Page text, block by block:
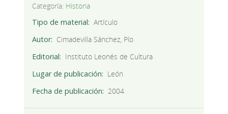
Categoría: Historia
Tipo de material
Artículo
Autor
Cimadevilla Sánchez, Pío
Editorial
Instituto Leonés de Cultura
Lugar de publicación
León
Fecha de publicación
2004